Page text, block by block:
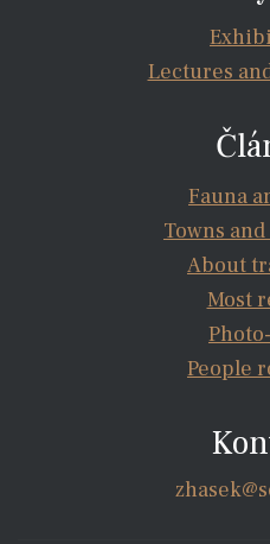
Lectures
Fauna
Towns
About
Most
People